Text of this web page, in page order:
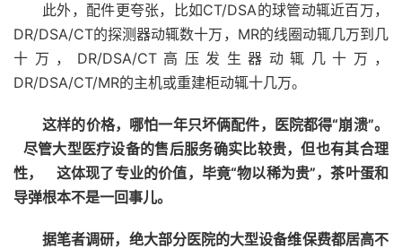
此外，配件更夸张，比如CT/DSA的球管动辄近百万，
DR/DSA/CT的探测器动辄数十万，MR的线圈动辄几万到几
十万，DR/DSA/CT高压发生器动辄几十万，
DR/DSA/CT/MR的主机或重建柜动辄十几万。
这样的价格，哪怕一年只坏俩配件，医院都得“崩溃”。
尽管大型医疗设备的售后服务确实比较贵，但也有其合理
性，
这体现了专业的价值，毕竟“物以稀为贵”，茶叶蛋和
导弹根本不是一回事儿。
据笔者调研，绝大部分医院的大型设备维保费都居高不